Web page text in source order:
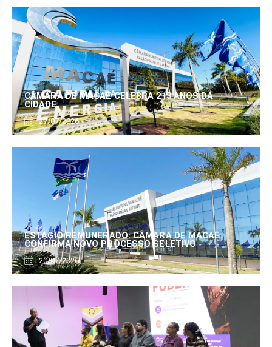
CÂMARA DE MACAÉ CELEBRA 213 ANOS DA
CIDADE
27/07/2026
ESTÁGIO REMUNERADO: CÂMARA DE MACAÉ
CONFIRMA NOVO PROCESSO SELETIVO
20/07/2026